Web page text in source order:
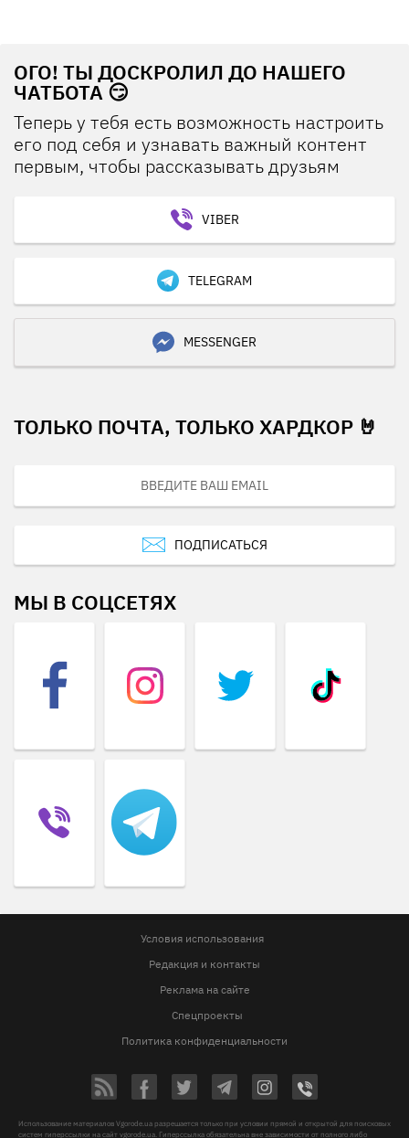
ОГО! ТЫ ДОСКРОЛИЛ ДО НАШЕГО
ЧАТБОТА 😏
Теперь у тебя есть возможность настроить
его под себя и узнавать важный контент
первым, чтобы рассказывать друзьям
VIBER
TELEGRAM
MESSENGER
ТОЛЬКО ПОЧТА, ТОЛЬКО ХАРДКОР 🤘
ПОДПИСАТЬСЯ
МЫ В СОЦСЕТЯХ
Условия использования
Редакция и контакты
Реклама на сайте
Спецпроекты
Политика конфиденциальности
Использование материалов Vgorode.ua разрешается только при условии прямой и открытой для поисковых
систем гиперссылки на сайт vgorode.ua. Гиперссылка обязательна вне зависимости от полного либо